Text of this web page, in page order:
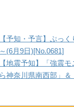
【予知・予言】ぷっ
～(6月9日)[No.0681]
【地震予知】「強震
ら神奈川県南西部」